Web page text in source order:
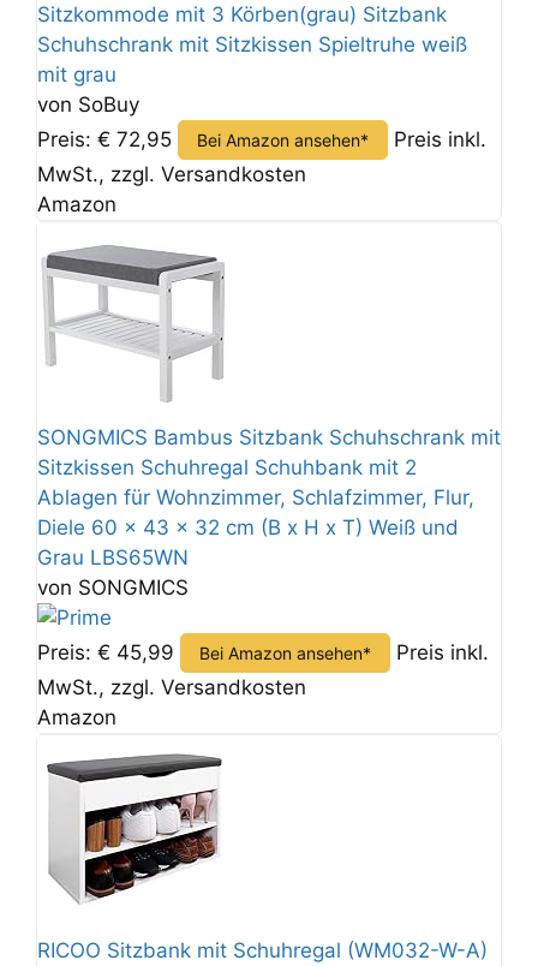
Sitzkommode mit 3 Körben(grau) Sitzbank
Schuhschrank mit Sitzkissen Spieltruhe weiß
mit grau
von SoBuy
Preis: € 72,95
Bei Amazon ansehen*
Preis inkl.
MwSt., zzgl. Versandkosten
Amazon
SONGMICS Bambus Sitzbank Schuhschrank mit
Sitzkissen Schuhregal Schuhbank mit 2
Ablagen für Wohnzimmer, Schlafzimmer, Flur,
Diele 60 x 43 x 32 cm (B x H x T) Weiß und
Grau LBS65WN
von SONGMICS
Preis: € 45,99 Bei Amazon ansehen*
Preis inkl.
MwSt., zzgl. Versandkosten
Amazon
RICOO Sitzbank mit Schuhregal (WM032-W-A)